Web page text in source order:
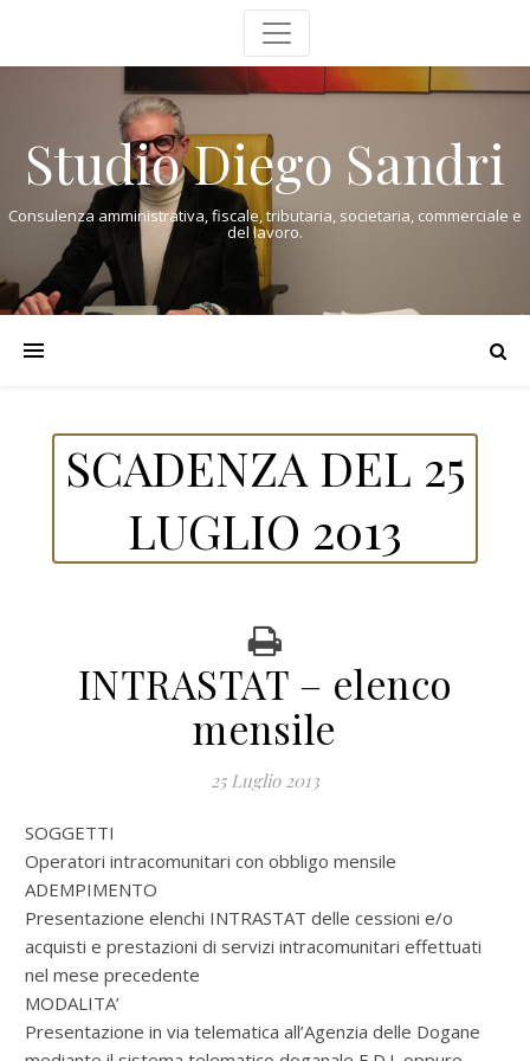
Studio Diego Sandri
Consulenza amministrativa, fiscale, tributaria, societaria, commerciale e
del lavoro.
SCADENZA DEL 25
LUGLIO 2013
INTRASTAT – elenco
mensile
25 Luglio 2013
SOGGETTI
Operatori intracomunitari con obbligo mensile
ADEMPIMENTO
Presentazione elenchi INTRASTAT delle cessioni e/o
acquisti e prestazioni di servizi intracomunitari effettuati
nel mese precedente
MODALITA’
Presentazione in via telematica all’Agenzia delle Dogane